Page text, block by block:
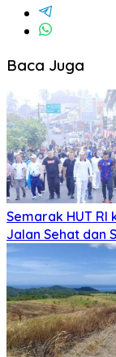
Baca Juga
Semarak HUT RI
Jalan Sehat dan